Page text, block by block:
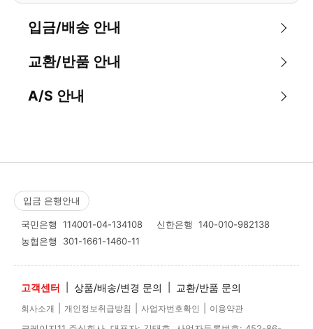
입금/배송 안내
교환/반품 안내
A/S 안내
입금 은행안내
국민은행 114001-04-134108 신한은행 140-010-982138
농협은행 301-1661-1460-11
고객센터 상품/배송/변경 문의 교환/반품 문의
회사소개 개인정보취급방침 사업자번호확인 이용약관